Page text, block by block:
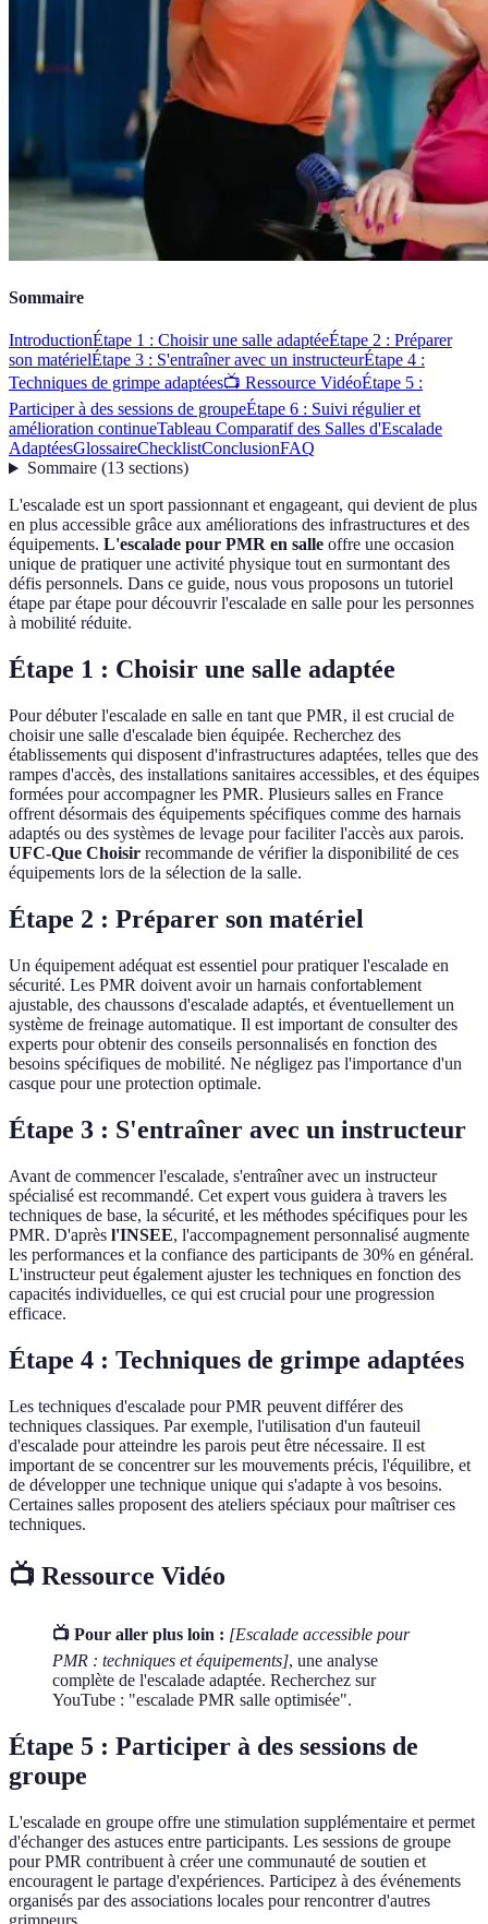
Sommaire
IntroductionÉtape 1 : Choisir une salle adaptéeÉtape 2 : Préparer
son matérielÉtape 3 : S'entraîner avec un instructeurÉtape 4 :
Techniques de grimpe adaptées📺 Ressource VidéoÉtape 5 :
Participer à des sessions de groupeÉtape 6 : Suivi régulier et
amélioration continueTableau Comparatif des Salles d'Escalade
AdaptéesGlossaireChecklistConclusionFAQ
Sommaire(13 sections)
L'escalade est un sport passionnant et engageant, qui devient de plus
en plus accessible grâce aux améliorations des infrastructures et des
équipements. L'escalade pour PMR en salle offre une occasion
unique de pratiquer une activité physique tout en surmontant des
défis personnels. Dans ce guide, nous vous proposons un tutoriel
étape par étape pour découvrir l'escalade en salle pour les personnes
à mobilité réduite.
Étape 1 : Choisir une salle adaptée
Pour débuter l'escalade en salle en tant que PMR, il est crucial de
choisir une salle d'escalade bien équipée. Recherchez des
établissements qui disposent d'infrastructures adaptées, telles que des
rampes d'accès, des installations sanitaires accessibles, et des équipes
formées pour accompagner les PMR. Plusieurs salles en France
offrent désormais des équipements spécifiques comme des harnais
adaptés ou des systèmes de levage pour faciliter l'accès aux parois.
UFC-Que Choisir recommande de vérifier la disponibilité de ces
équipements lors de la sélection de la salle.
Étape 2 : Préparer son matériel
Un équipement adéquat est essentiel pour pratiquer l'escalade en
sécurité. Les PMR doivent avoir un harnais confortablement
ajustable, des chaussons d'escalade adaptés, et éventuellement un
système de freinage automatique. Il est important de consulter des
experts pour obtenir des conseils personnalisés en fonction des
besoins spécifiques de mobilité. Ne négligez pas l'importance d'un
casque pour une protection optimale.
Étape 3 : S'entraîner avec un instructeur
Avant de commencer l'escalade, s'entraîner avec un instructeur
spécialisé est recommandé. Cet expert vous guidera à travers les
techniques de base, la sécurité, et les méthodes spécifiques pour les
PMR. D'après l'INSEE, l'accompagnement personnalisé augmente
les performances et la confiance des participants de 30% en général.
L'instructeur peut également ajuster les techniques en fonction des
capacités individuelles, ce qui est crucial pour une progression
efficace.
Étape 4 : Techniques de grimpe adaptées
Les techniques d'escalade pour PMR peuvent différer des
techniques classiques. Par exemple, l'utilisation d'un fauteuil
d'escalade pour atteindre les parois peut être nécessaire. Il est
important de se concentrer sur les mouvements précis, l'équilibre, et
de développer une technique unique qui s'adapte à vos besoins.
Certaines salles proposent des ateliers spéciaux pour maîtriser ces
techniques.
📺 Ressource Vidéo
📺 Pour aller plus loin : [Escalade accessible pour
PMR : techniques et équipements], une analyse
complète de l'escalade adaptée. Recherchez sur
YouTube : "escalade PMR salle optimisée".
Étape 5 : Participer à des sessions de
groupe
L'escalade en groupe offre une stimulation supplémentaire et permet
d'échanger des astuces entre participants. Les sessions de groupe
pour PMR contribuent à créer une communauté de soutien et
encouragent le partage d'expériences. Participez à des événements
organisés par des associations locales pour rencontrer d'autres